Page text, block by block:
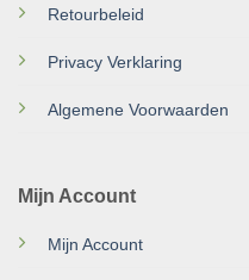
Retourbeleid
Privacy Verklaring
Algemene Voorwaarden
Mijn Account
Mijn Account